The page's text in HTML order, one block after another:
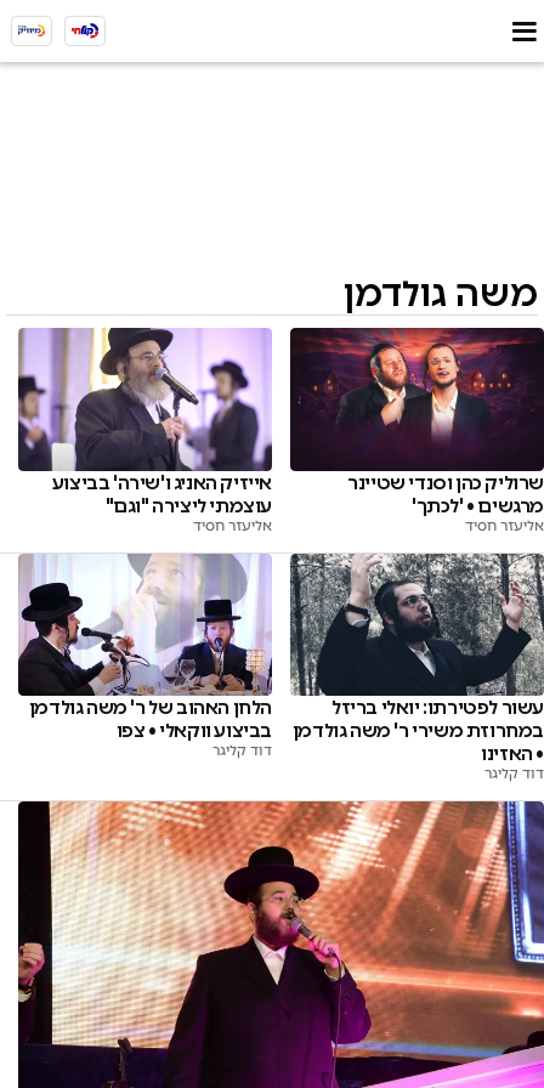
משה גולדמן
שרוליק כהן וסנדי שטיינר
מרגשים • 'לכתך'
אליעזר חסיד
אייזיק האניג ו'שירה' בביצוע
עוצמתי ליצירה "וגם"
אליעזר חסיד
עשור לפטירתו: יואלי בריזל
במחרוזת משירי ר' משה גולדמן
• האזינו
דוד קליגר
הלחן האהוב של ר' משה גולדמן
בביצוע ווקאלי • צפו
דוד קליגר